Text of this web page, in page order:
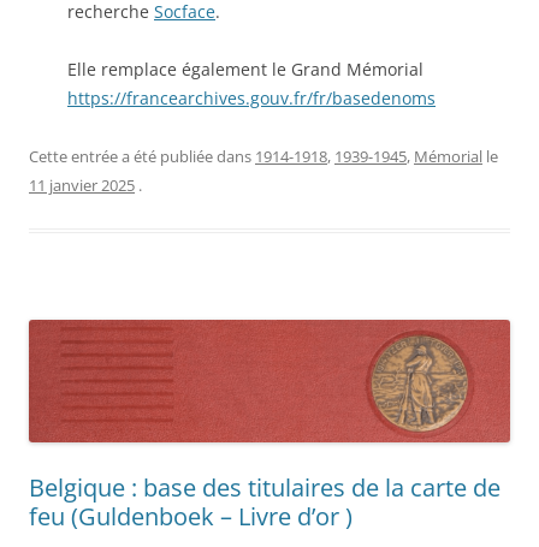
recherche Socface.
Elle remplace également le Grand Mémorial
https://francearchives.gouv.fr/fr/basedenoms
Cette entrée a été publiée dans 1914-1918, 1939-1945, Mémorial le
11 janvier 2025 .
Belgique : base des titulaires de la carte de
feu (Guldenboek – Livre d’or )